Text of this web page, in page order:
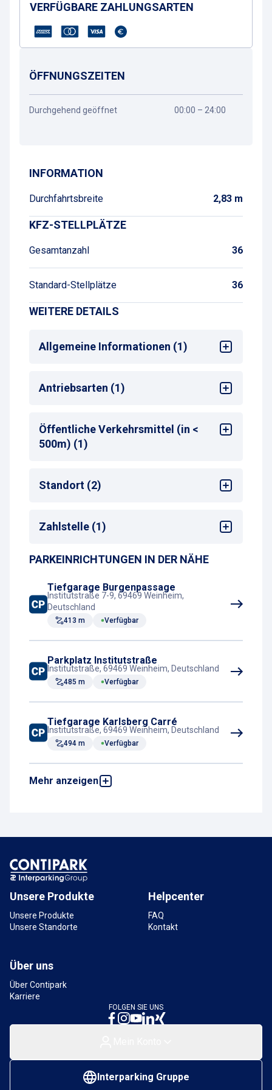
VERFÜGBARE ZAHLUNGSARTEN
ÖFFNUNGSZEITEN
Durchgehend geöffnet 00:00 – 24:00
INFORMATION
Durchfahrtsbreite 2,83 m
KFZ-STELLPLÄTZE
Gesamtanzahl 36
Standard-Stellplätze 36
WEITERE DETAILS
Allgemeine Informationen (1)
Mehrsprachige Bedienung am
Zahlautomaten
Antriebsarten (1)
Alle
Öffentliche Verkehrsmittel (in <
500m) (1)
Bus-Haltestelle
Standort (2)
Sehenswürdigkeiten
Stadtzentrum
Zahlstelle (1)
Kassenautomat
PARKEINRICHTUNGEN IN DER NÄHE
Tiefgarage Burgenpassage
Institutstraße 7-9, 69469 Weinheim,
Deutschland
413 m Verfügbar
Parkplatz Institutstraße
Institutstraße, 69469 Weinheim, Deutschland
485 m Verfügbar
Tiefgarage Karlsberg Carré
Institutstraße, 69469 Weinheim, Deutschland
494 m Verfügbar
Mehr anzeigen
Tiefgarage Atrium
Parkplatz Luisenstraße
Luisenstraße, 69469 Weinheim, Deutschland
715 m
Unsere Produkte
Unsere Produkte
Unsere Standorte
Helpcenter
FAQ
Kontakt
Über uns
Über Contipark
Karriere
FOLGEN SIE UNS
Interparking Gruppe